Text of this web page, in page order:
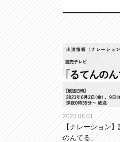
2023.06.01
【ナレーション
のんてる」